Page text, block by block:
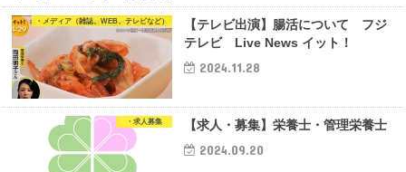
・メディア（雑誌、WEB、テレビなど）
【テレビ出演】腸活について フジ
テレビ Live News イット！
2024.11.28
・求人募集 【求人・募集】栄養士・管理栄養士
2024.09.20